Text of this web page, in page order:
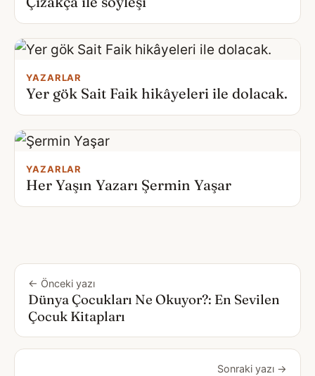
YAZARLAR
Yer gök Sait Faik hikâyeleri ile dolacak.
YAZARLAR
Her Yaşın Yazarı Şermin Yaşar
← Önceki yazı
Dünya Çocukları Ne Okuyor?: En Sevilen
Çocuk Kitapları
Sonraki yazı →